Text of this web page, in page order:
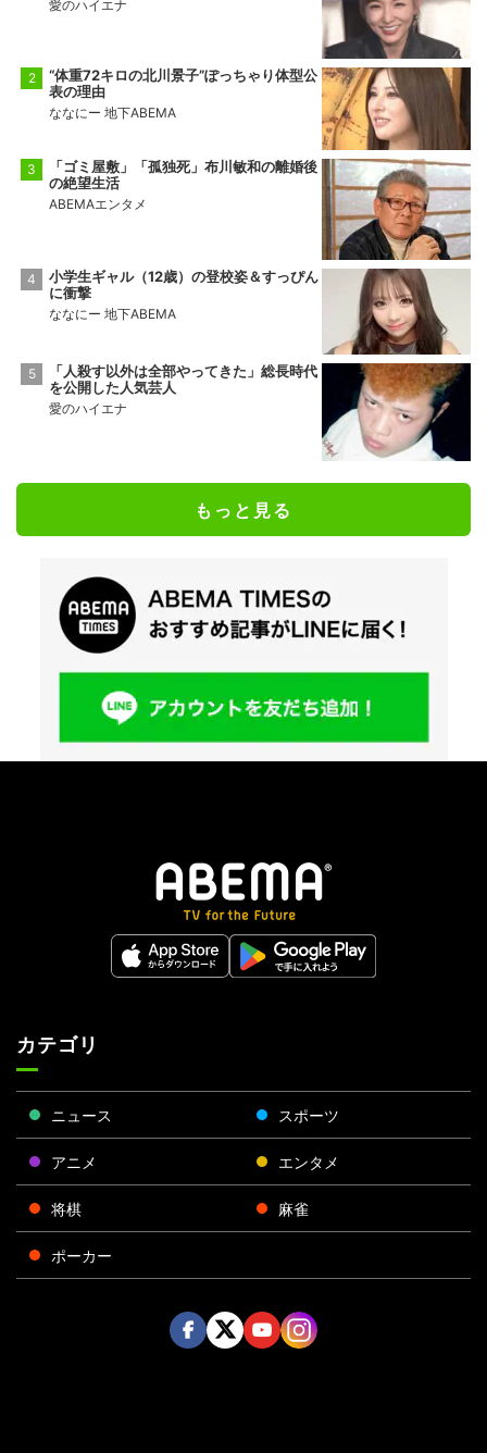
愛のハイエナ
“体重72キロの北川景子”ぽっちゃり体型公
表の理由
ななにー 地下ABEMA
「ゴミ屋敷」「孤独死」布川敏和の離婚後
の絶望生活
ABEMAエンタメ
小学生ギャル（12歳）の登校姿＆すっぴん
に衝撃
ななにー 地下ABEMA
「人殺す以外は全部やってきた」総長時代
を公開した人気芸人
愛のハイエナ
もっと見る
カテゴリ
ニュース スポーツ
アニメ エンタメ
将棋 麻雀
ポーカー